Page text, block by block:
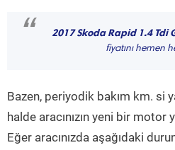
“ 2017 Skoda Rapid 1.4 Tdi
fiyatını hemen
Bazen, periyodik bakım km. si
halde aracınızın yeni bir motor
Eğer aracınızda aşağıdaki